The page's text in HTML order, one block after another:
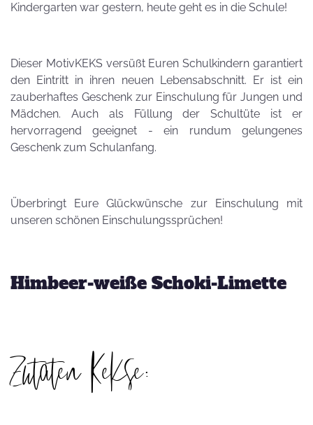
Kindergarten war gestern, heute geht es in die Schule!
Dieser MotivKEKS versüßt Euren Schulkindern garantiert
den Eintritt in ihren neuen Lebensabschnitt. Er ist ein
zauberhaftes Geschenk zur Einschulung für Jungen und
Mädchen. Auch als Füllung der Schultüte ist er
hervorragend geeignet - ein rundum gelungenes
Geschenk zum Schulanfang.
Überbringt Eure Glückwünsche zur Einschulung mit
unseren schönen Einschulungssprüchen!
Himbeer-weiße Schoki-Limette
Zutaten Kekse: